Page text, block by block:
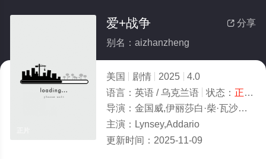
 分享
爱+战争
别名：aizhanzheng
美国 剧情 2025
4.0
语言： 英语 / 乌克兰语 状态： 正片/高清
导演： 金国威,伊丽莎白·柴·瓦沙瑞莉
主演： Lynsey,Addario
更新时间： 2025-11-09